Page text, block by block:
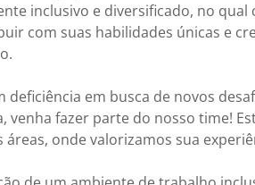
inclusivo e diversificado, no qual
com suas habilidades únicas e
deficiência em busca de novos
venha fazer parte do nosso time!
áreas, onde valorizamos sua